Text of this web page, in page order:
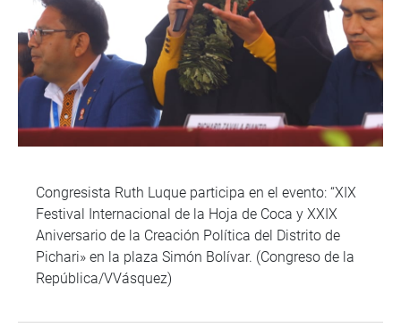
Congresista Ruth Luque participa en el evento: “XIX
Festival Internacional de la Hoja de Coca y XXIX
Aniversario de la Creación Política del Distrito de
Pichari» en la plaza Simón Bolívar. (Congreso de la
República/VVásquez)